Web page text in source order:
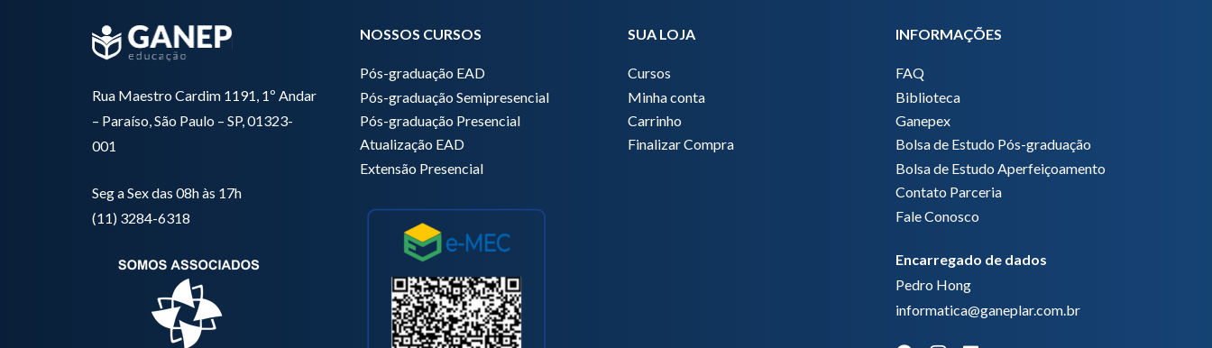
Rua Maestro Cardim 1191, 1º Andar
– Paraíso, São Paulo – SP, 01323-
001
Seg a Sex das 08h às 17h
(11) 3284-6318
NOSSOS CURSOS
Pós-graduação EAD
Pós-graduação Semipresencial
Pós-graduação Presencial
Atualização EAD
Extensão Presencial
SUA LOJA
Cursos
Minha conta
Carrinho
Finalizar Compra
INFORMAÇÕES
FAQ
Biblioteca
Ganepex
Bolsa de Estudo Pós-graduação
Bolsa de Estudo Aperfeiçoamento
Contato Parceria
Fale Conosco
Encarregado de dados
Pedro Hong
informatica@ganeplar.com.br